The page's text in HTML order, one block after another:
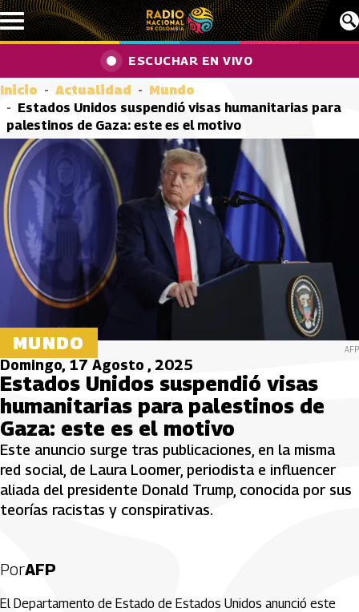
Pasar al contenido principal
ESCUCHAR EN VIVO
Inicio Actualidad
Mundo
Estados Unidos suspendió visas humanitarias para
palestinos de Gaza: este es el motivo
MUNDO AFP
Domingo, 17 Agosto , 2025
Estados Unidos suspendió visas
humanitarias para palestinos de
Gaza: este es el motivo
Este anuncio surge tras publicaciones, en la misma
red social, de Laura Loomer, periodista e influencer
aliada del presidente Donald Trump, conocida por sus
teorías racistas y conspirativas.
PorAFP
El Departamento de Estado de Estados Unidos anunció este